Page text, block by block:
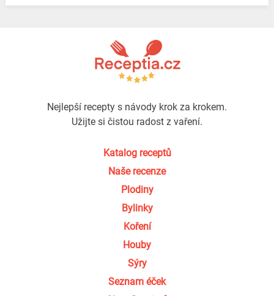
Nejlepší recepty s návody krok za krokem.
Užijte si čistou radost z vaření.
Katalog receptů
Naše recenze
Plodiny
Bylinky
Koření
Houby
Sýry
Seznam éček